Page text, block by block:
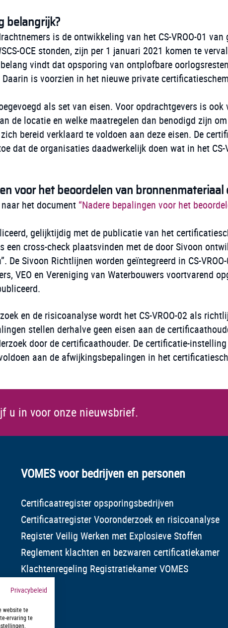
belangrijk?
is de ontwikkeling van het CS-VROO-01
OCE stonden, zijn per 1 januari 2021 komen te
vindt dat opsporing van ontplofbare
is voorzien in het nieuwe private
als set van eisen. Voor opdrachtgevers is
de locatie en welke maatregelen dan benodigd zijn
bereid verklaard te voldoen aan deze eisen. De
dat de organisaties daadwerkelijk doen wat in het
voor het beoordelen van
naar het document “Nadere bepalingen voor het
gelijktijdig met de publicatie van het
een cross-check plaatsvinden met de door Sivoon
De Sivoon Richtlijnen worden geïntegreerd in CS-
VEO en Vereniging van Waterbouwers voortvarend
en de risicoanalyse wordt het CS-VROO-02 als
stellen derhalve geen eisen aan de
door de certificaathouder. De certificatie-
aan de afwijkingsbepalingen in het
u in voor onze nieuwsbrief.
VOMES voor bedrijven en personen
Certificaatregister opsporingsbedrijven
Certificaatregister Vooronderzoek en risicoanalyse
Register Veilig Werken met Explosieve Stoffen
Reglement klachten en bezwaren certificatiekamer
Klachtenregeling Registratiekamer VOMES
Privacybeleid
website te
ervaring te